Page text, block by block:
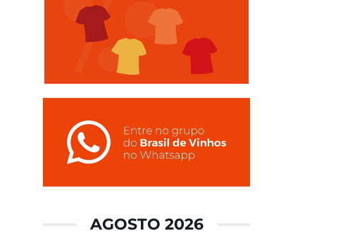
AGOSTO 2026